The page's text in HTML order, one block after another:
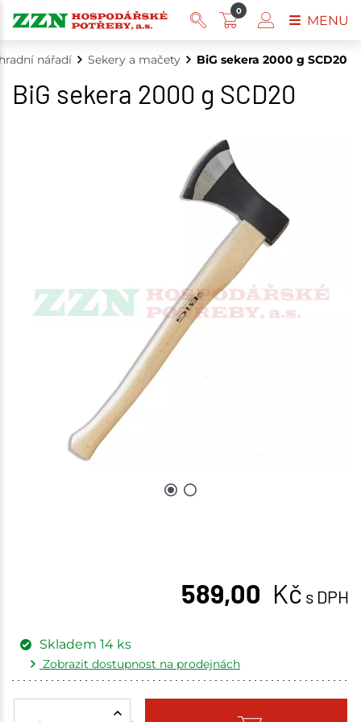
nářadí Sekery a mačety BiG sekera 2000 g SCD20
BiG sekera 2000 g SCD20
589,00 Kč s DPH
Skladem 14 ks
Zobrazit dostupnost na prodejnách
0
MENU